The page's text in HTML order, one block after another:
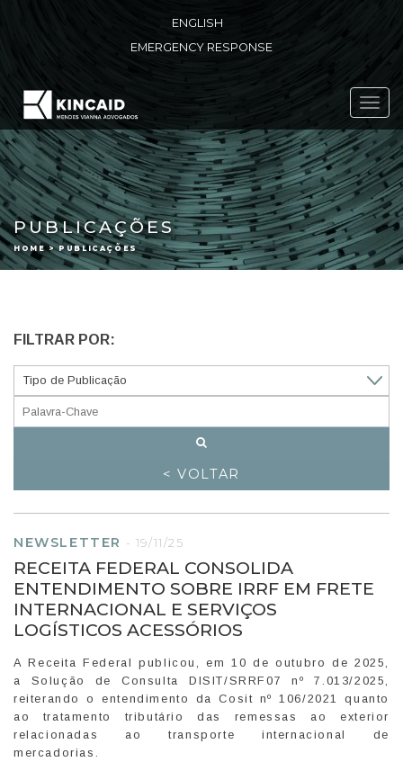
ENGLISH
EMERGENCY RESPONSE
PUBLICAÇÕES
HOME > PUBLICAÇÕES
FILTRAR POR:
< VOLTAR
NEWSLETTER - 19/11/25
RECEITA FEDERAL CONSOLIDA
ENTENDIMENTO SOBRE IRRF EM FRETE
INTERNACIONAL E SERVIÇOS
LOGÍSTICOS ACESSÓRIOS
A Receita Federal publicou, em 10 de outubro de 2025,
a Solução de Consulta DISIT/SRRF07 nº 7.013/2025,
reiterando o entendimento da Cosit nº 106/2021 quanto
ao tratamento tributário das remessas ao exterior
relacionadas ao transporte internacional de
mercadorias.